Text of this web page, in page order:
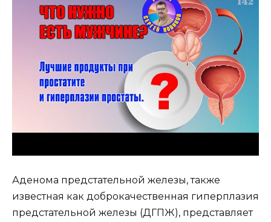
Аденома предстательной железы, также
известная как доброкачественная гиперплазия
предстательной железы (ДГПЖ), представляет